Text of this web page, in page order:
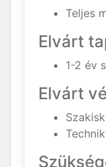
Teljes
Elvárt
1-2 év
Elvárt